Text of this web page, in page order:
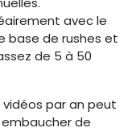
avec le
base de rushes et
de 5 à 50
vidéos par an peut
de